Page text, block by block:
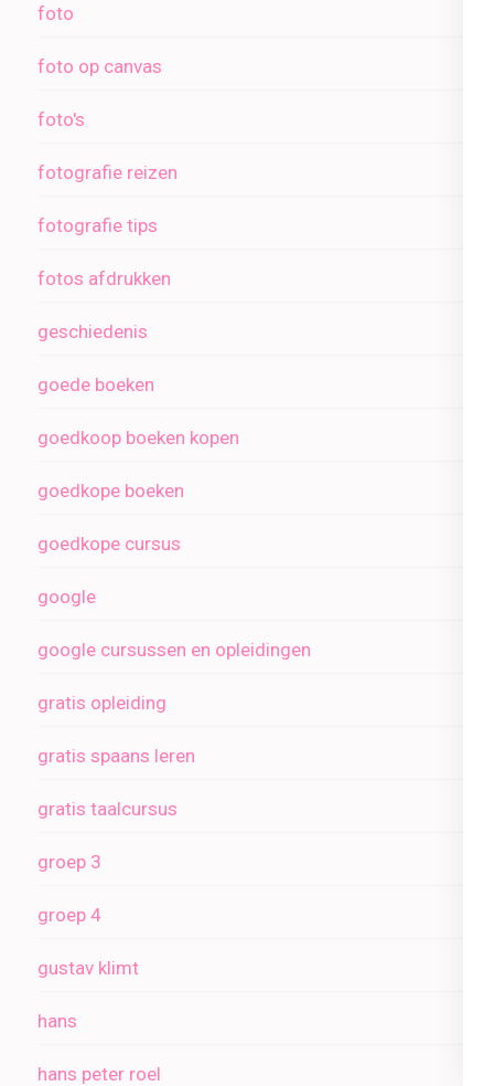
foto
foto op canvas
foto's
fotografie reizen
fotografie tips
fotos afdrukken
geschiedenis
goede boeken
goedkoop boeken kopen
goedkope boeken
goedkope cursus
google
google cursussen en opleidingen
gratis opleiding
gratis spaans leren
gratis taalcursus
groep 3
groep 4
gustav klimt
hans
hans peter roel